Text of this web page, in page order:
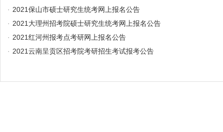
· 2021保山市硕士研究生统考网上报名公告
· 2021大理州招考院硕士研究生统考网上报名公告
· 2021红河州报考点考研网上报名公告
· 2021云南呈贡区招考院考研招生考试报考公告